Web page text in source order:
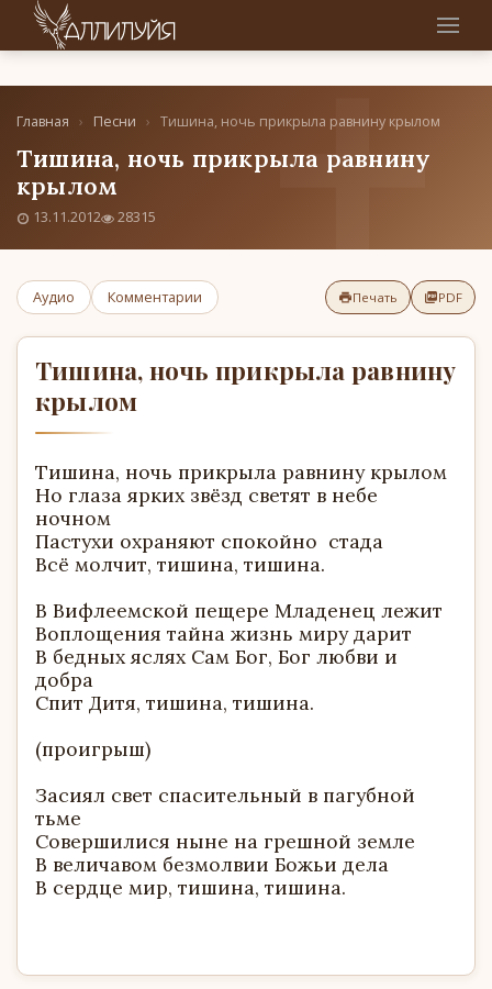
Главная › Песни › Тишина, ночь прикрыла равнину крылом
Тишина, ночь прикрыла равнину
крылом
13.11.2012 28315
Аудио Комментарии Печать PDF
Тишина, ночь прикрыла равнину
крылом
Тишина, ночь прикрыла равнину крылом
Но глаза ярких звёзд светят в небе
ночном
Пастухи охраняют спокойно стада
Всё молчит, тишина, тишина.
В Вифлеемской пещере Младенец лежит
Воплощения тайна жизнь миру дарит
В бедных яслях Сам Бог, Бог любви и
добра
Спит Дитя, тишина, тишина.
(проигрыш)
Засиял свет спасительный в пагубной
тьме
Совершилися ныне на грешной земле
В величавом безмолвии Божьи дела
В сердце мир, тишина, тишина.